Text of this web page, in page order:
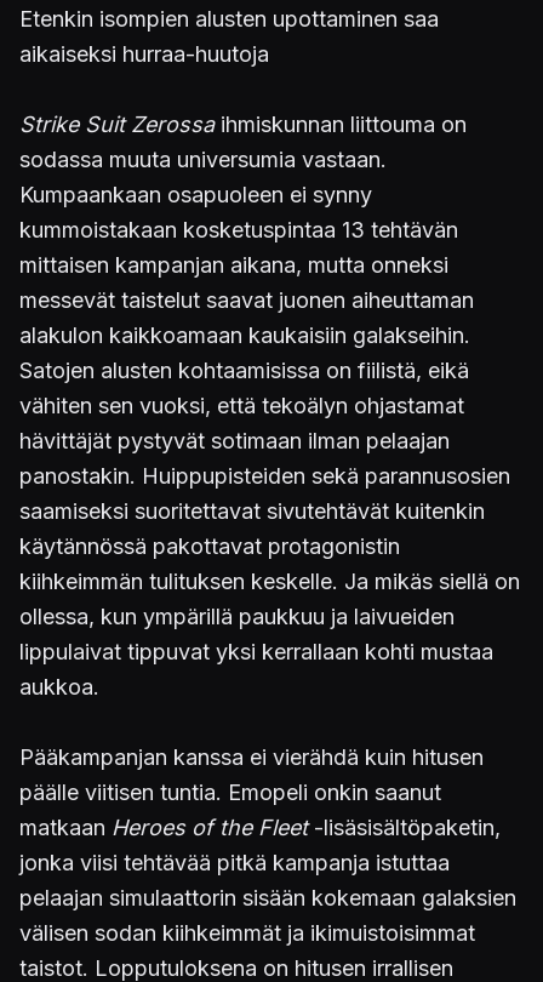
Etenkin isompien alusten upottaminen saa
aikaiseksi hurraa-huutoja
Strike Suit Zerossaihmiskunnan liittouma on
sodassa muuta universumia vastaan.
Kumpaankaan osapuoleen ei synny
kummoistakaan kosketuspintaa 13 tehtävän
mittaisen kampanjan aikana, mutta onneksi
messevät taistelut saavat juonen aiheuttaman
alakulon kaikkoamaan kaukaisiin galakseihin.
Satojen alusten kohtaamisissa on fiilistä, eikä
vähiten sen vuoksi, että tekoälyn ohjastamat
hävittäjät pystyvät sotimaan ilman pelaajan
panostakin. Huippupisteiden sekä parannusosien
saamiseksi suoritettavat sivutehtävät kuitenkin
käytännössä pakottavat protagonistin
kiihkeimmän tulituksen keskelle. Ja mikäs siellä on
ollessa, kun ympärillä paukkuu ja laivueiden
lippulaivat tippuvat yksi kerrallaan kohti mustaa
aukkoa.
Pääkampanjan kanssa ei vierähdä kuin hitusen
päälle viitisen tuntia. Emopeli onkin saanut
matkaan Heroes of the Fleet-lisäsisältöpaketin,
jonka viisi tehtävää pitkä kampanja istuttaa
pelaajan simulaattorin sisään kokemaan galaksien
välisen sodan kiihkeimmät ja ikimuistoisimmat
taistot. Lopputuloksena on hitusen irrallisen